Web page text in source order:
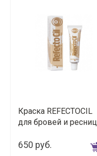
Краска REFECTOCIL
для бровей и ресниц
650 руб.